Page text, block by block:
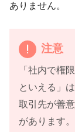
ありません。
注意
「社内で権
といえる」
取引先が善
があります。